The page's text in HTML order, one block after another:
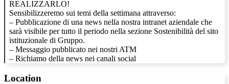
REALIZZARLO!
Sensibilizzeremo sui temi della settimana attraverso:
– Pubblicazione di una news nella nostra intranet aziendale che
sarà visibile per tutto il periodo nella sezione Sostenibilità del sito
istituzionale di Gruppo.
– Messaggio pubblicato nei nostri ATM
– Richiamo della news nei canali social
Location